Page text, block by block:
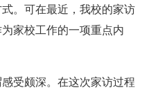
。可在最近，我校的家访
家校工作的一项重点内
受颇深。在这次家访过程